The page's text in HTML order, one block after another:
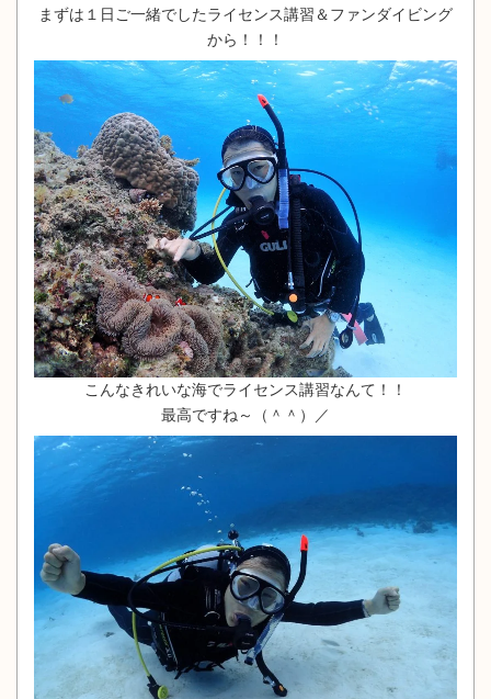
まずは１日ご一緒でしたライセンス講習＆ファンダイビング
から！！！
こんなきれいな海でライセンス講習なんて！！
最高ですね～（＾＾）／